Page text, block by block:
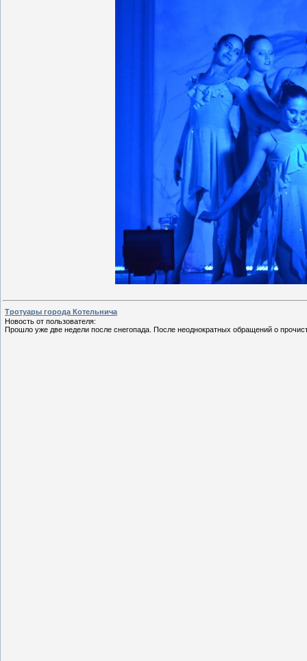
Тротуары города Котельнича
Новость от пользователя:
Прошло уже две недели после снегопада. После неоднократных обращений о